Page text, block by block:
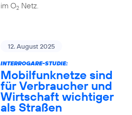
im O2Netz.
12. August 2025
INTERROGARE-STUDIE:
Mobilfunknetze sind
für Verbraucher und
Wirtschaft wichtiger
als Straßen